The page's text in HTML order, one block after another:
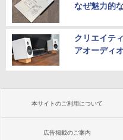
なぜ魅力的
クリエイテ
アオーディ
本サイトのご利用について
広告掲載のご案内